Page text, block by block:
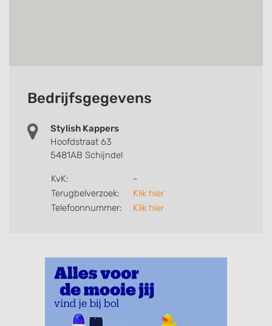
Bedrijfsgegevens
Stylish Kappers
Hoofdstraat 63
5481AB Schijndel
KvK:
-
Terugbelverzoek:
Klik hier
Telefoonnummer:
Klik hier